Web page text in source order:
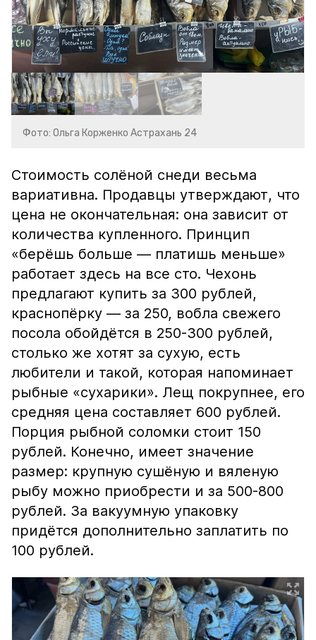
Фото: Ольга Корженко Астрахань 24
Стоимость солёной снеди весьма
вариативна. Продавцы утверждают, что
цена не окончательная: она зависит от
количества купленного. Принцип
«берёшь больше — платишь меньше»
работает здесь на все сто. Чехонь
предлагают купить за 300 рублей,
краснопёрку — за 250, вобла свежего
посола обойдётся в 250-300 рублей,
столько же хотят за сухую, есть
любители и такой, которая напоминает
рыбные «сухарики». Лещ покрупнее, его
средняя цена составляет 600 рублей.
Порция рыбной соломки стоит 150
рублей. Конечно, имеет значение
размер: крупную сушёную и вяленую
рыбу можно приобрести и за 500-800
рублей. За вакуумную упаковку
придётся дополнительно заплатить по
100 рублей.